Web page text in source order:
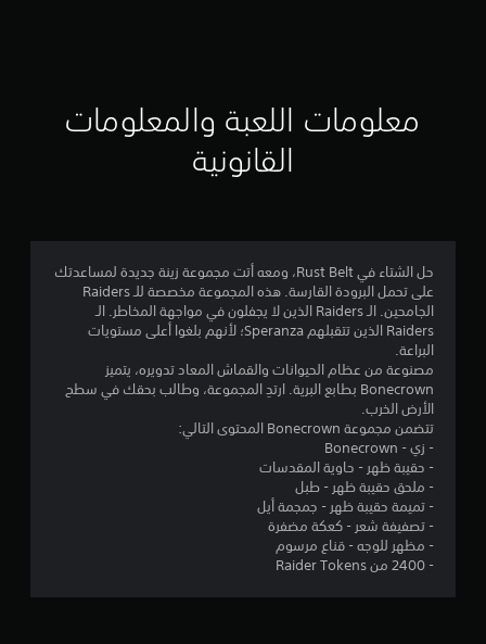
ي
.
9
ج
5
معلومات اللعبة والمعلومات
القانونية
حل الشتاء في Rust Belt، ومعه أتت مجموعة زينة جديدة لمساعدتك
على تحمل البرودة القارسة. هذه المجموعة مخصصة للـ Raiders
الجامحين. الـ Raiders الذين لا يجفلون في مواجهة المخاطر. الـ
Raiders الذين تتقبلهم Speranza؛ لأنهم بلغوا أعلى مستويات
البراعة.
مصنوعة من عظام الحيوانات والقماش المعاد تدويره، يتميز
Bonecrown بطابع البرية. ارتدِ المجموعة، وطالب بحقك في سطح
الأرض الخرب.
تتضمن مجموعة Bonecrown المحتوى التالي:
- زي - Bonecrown
- حقيبة ظهر - حاوية المقدسات
- ملحق حقيبة ظهر - طبل
- تميمة حقيبة ظهر - جمجمة أيل
- تصفيفة شعر - كعكة مضفرة
- مظهر للوجه - قناع مرسوم
- 2400 من Raider Tokens